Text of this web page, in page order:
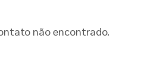
não encontrado.